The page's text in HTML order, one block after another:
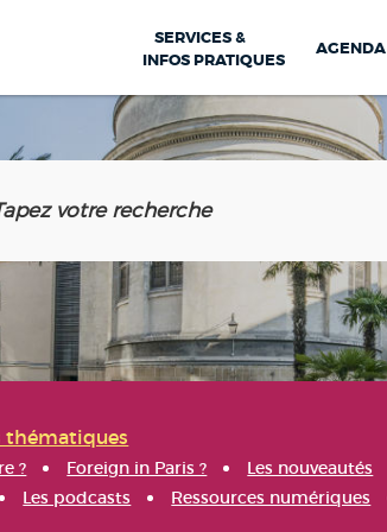
SERVICES &
INFOS PRATIQUES
AGENDA
thématiques
? Foreign in Paris ? Les nouveautés
Les podcasts Ressources numériques